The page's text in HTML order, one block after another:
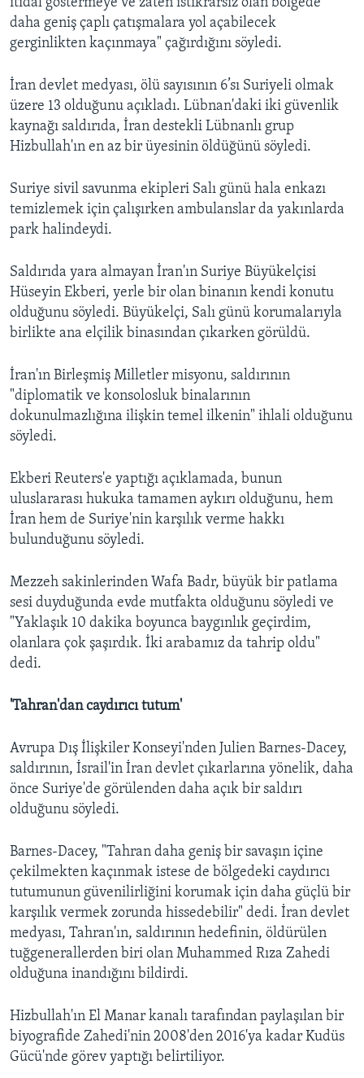
daha geniş çaplı çatışmalara yol açabilecek
gerginlikten kaçınmaya" çağırdığını söyledi.
İran devlet medyası, ölü sayısının 6’sı Suriyeli olmak
üzere 13 olduğunu açıkladı. Lübnan'daki iki güvenlik
kaynağı saldırıda, İran destekli Lübnanlı grup
Hizbullah'ın en az bir üyesinin öldüğünü söyledi.
Suriye sivil savunma ekipleri Salı günü hala enkazı
temizlemek için çalışırken ambulanslar da yakınlarda
park halindeydi.
Saldırıda yara almayan İran'ın Suriye Büyükelçisi
Hüseyin Ekberi, yerle bir olan binanın kendi konutu
olduğunu söyledi. Büyükelçi, Salı günü korumalarıyla
birlikte ana elçilik binasından çıkarken görüldü.
İran'ın Birleşmiş Milletler misyonu, saldırının
"diplomatik ve konsolosluk binalarının
dokunulmazlığına ilişkin temel ilkenin" ihlali olduğunu
söyledi.
Ekberi Reuters'e yaptığı açıklamada, bunun
uluslararası hukuka tamamen aykırı olduğunu, hem
İran hem de Suriye'nin karşılık verme hakkı
bulunduğunu söyledi.
Mezzeh sakinlerinden Wafa Badr, büyük bir patlama
sesi duyduğunda evde mutfakta olduğunu söyledi ve
"Yaklaşık 10 dakika boyunca baygınlık geçirdim,
olanlara çok şaşırdık. İki arabamız da tahrip oldu"
dedi.
'Tahran'dan caydırıcı tutum'
Avrupa Dış İlişkiler Konseyi'nden Julien Barnes-Dacey,
saldırının, İsrail'in İran devlet çıkarlarına yönelik, daha
önce Suriye'de görülenden daha açık bir saldırı
olduğunu söyledi.
Barnes-Dacey, "Tahran daha geniş bir savaşın içine
çekilmekten kaçınmak istese de bölgedeki caydırıcı
tutumunun güvenilirliğini korumak için daha güçlü bir
karşılık vermek zorunda hissedebilir" dedi. İran devlet
medyası, Tahran'ın, saldırının hedefinin, öldürülen
tuğgenerallerden biri olan Muhammed Rıza Zahedi
olduğuna inandığını bildirdi.
Hizbullah'ın El Manar kanalı tarafından paylaşılan bir
biyografide Zahedi'nin 2008'den 2016'ya kadar Kudüs
Gücü'nde görev yaptığı belirtiliyor.